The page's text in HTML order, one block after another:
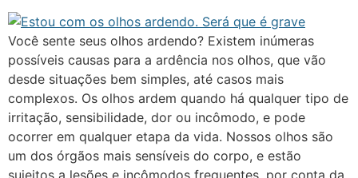
Você sente seus olhos ardendo? Existem inúmeras
possíveis causas para a ardência nos olhos, que vão
desde situações bem simples, até casos mais
complexos. Os olhos ardem quando há qualquer tipo de
irritação, sensibilidade, dor ou incômodo, e pode
ocorrer em qualquer etapa da vida. Nossos olhos são
um dos órgãos mais sensíveis do corpo, e estão
sujeitos a lesões e incômodos frequentes, por conta da